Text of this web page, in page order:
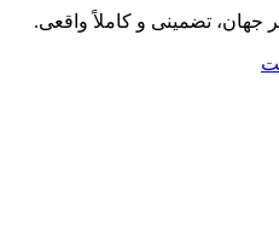
جهان، تضمینی و کاملاً واقعی.